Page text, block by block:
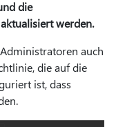
die
werden.
auch
die auf die
ist, dass